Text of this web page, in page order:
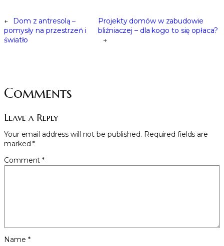
←
Dom z antresolą –
pomysły na przestrzeń i
światło
Projekty domów w zabudowie
bliźniaczej – dla kogo to się opłaca?
→
Comments
Leave a Reply
Your email address will not be published. Required fields are
marked*
Comment*
Name *